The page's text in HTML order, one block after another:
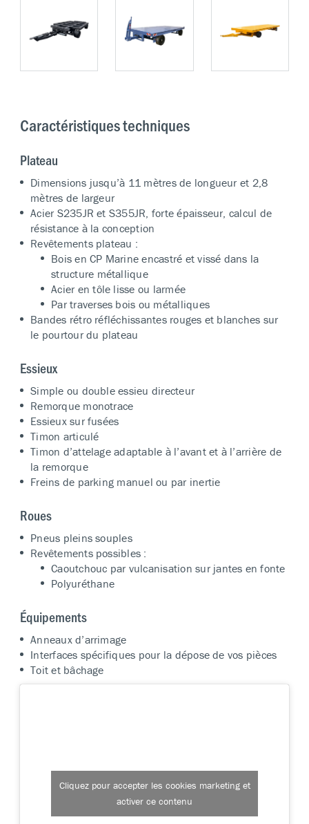
Caractéristiques techniques
Plateau
Dimensions jusqu’à 11 mètres de longueur et 2,8
mètres de largeur
Acier S235JR et S355JR, forte épaisseur, calcul de
résistance à la conception
Revêtements plateau :
Bois en CP Marine encastré et vissé dans la
structure métallique
Acier en tôle lisse ou larmée
Par traverses bois ou métalliques
Bandes rétro réfléchissantes rouges et blanches sur
le pourtour du plateau
Essieux
Simple ou double essieu directeur
Remorque monotrace
Essieux sur fusées
Timon articulé
Timon d’attelage adaptable à l’avant et à l’arrière de
la remorque
Freins de parking manuel ou par inertie
Roues
Pneus pleins souples
Revêtements possibles :
Caoutchouc par vulcanisation sur jantes en fonte
Polyuréthane
Équipements
Anneaux d’arrimage
Interfaces spécifiques pour la dépose de vos pièces
Toit et bâchage
Cliquez pour accepter les cookies marketing et
activer ce contenu